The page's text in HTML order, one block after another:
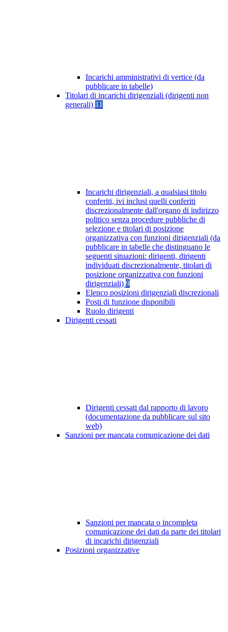
Incarichi amministrativi di vertice (da
pubblicare in tabelle)
Titolari di incarichi dirigenziali (dirigenti non
generali) 11
Incarichi dirigenziali, a qualsiasi titolo
conferiti, ivi inclusi quelli conferiti
discrezionalmente dall'organo di indirizzo
politico senza procedure pubbliche di
selezione e titolari di posizione
organizzativa con funzioni dirigenziali (da
pubblicare in tabelle che distinguano le
seguenti situazioni: dirigenti, dirigenti
individuati discrezionalmente, titolari di
posizione organizzativa con funzioni
dirigenziali) 9
Elenco posizioni dirigenziali discrezionali
Posti di funzione disponibili
Ruolo dirigenti
Dirigenti cessati
Dirigenti cessati dal rapporto di lavoro
(documentazione da pubblicare sul sito
web)
Sanzioni per mancata comunicazione dei dati
Sanzioni per mancata o incompleta
comunicazione dei dati da parte dei titolari
di incarichi dirigenziali
Posizioni organizzative